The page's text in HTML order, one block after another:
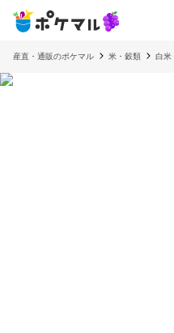
産直・通販のポケマル 米・穀類 白米